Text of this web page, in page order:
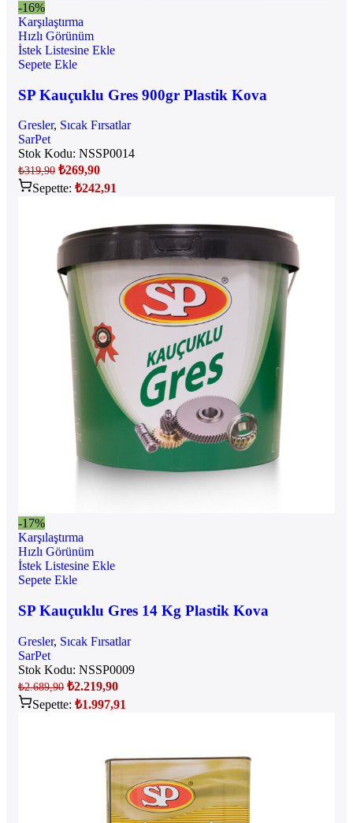
-16%
Karşılaştırma
Hızlı Görünüm
İstek Listesine Ekle
Sepete Ekle
SP Kauçuklu Gres 900gr Plastik Kova
Gresler, Sıcak Fırsatlar
SarPet
Stok Kodu: NSSP0014
₺319,90 ₺269,90
Sepette: ₺242,91
-17%
Karşılaştırma
Hızlı Görünüm
İstek Listesine Ekle
Sepete Ekle
SP Kauçuklu Gres 14 Kg Plastik Kova
Gresler, Sıcak Fırsatlar
SarPet
Stok Kodu: NSSP0009
₺2.689,90 ₺2.219,90
Sepette: ₺1.997,91